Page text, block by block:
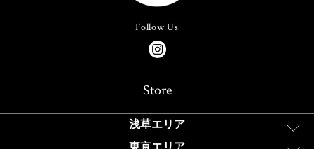
Follow Us
Store
浅草エリア